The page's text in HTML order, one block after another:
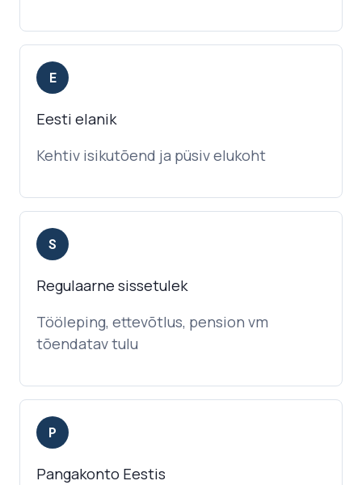
E
Eesti elanik
Kehtiv isikutõend ja püsiv elukoht
S
Regulaarne sissetulek
Tööleping, ettevõtlus, pension vm
tõendatav tulu
P
Pangakonto Eestis